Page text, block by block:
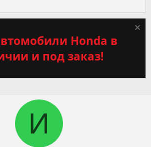
Honda в
и под заказ!
И